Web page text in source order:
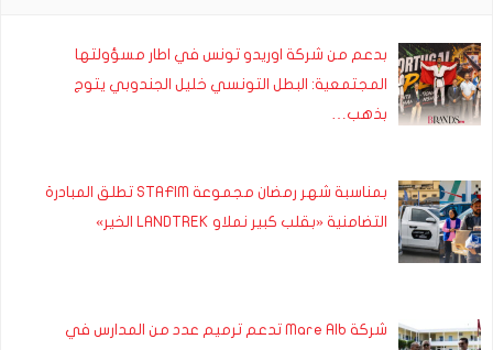
بدعم من شركة اوريدو تونس في اطار مسؤولتها
المجتمعية: البطل التونسي خليل الجندوبي يتوج
بذهب…
بمناسبة شهر رمضان مجموعة STAFIM تطلق المبادرة
التضامنية «بقلب كبير نملاو LANDTREK الخير»
شركة Mare Alb تدعم ترميم عدد من المدارس في